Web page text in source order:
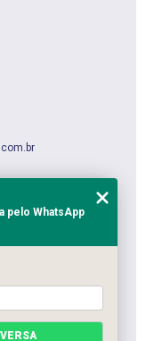
pelo WhatsApp